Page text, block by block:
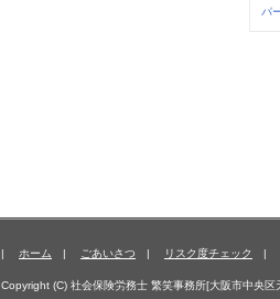
パ
| ホーム | ごあいさつ | リスク度チェック |
Copyright (C) 社会保険労務士 繁笑事務所[大阪市中央区